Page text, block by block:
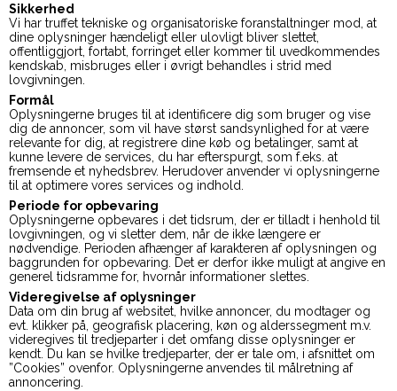
Sikkerhed
Vi har truffet tekniske og organisatoriske foranstaltninger mod, at
dine oplysninger hændeligt eller ulovligt bliver slettet,
offentliggjort, fortabt, forringet eller kommer til uvedkommendes
kendskab, misbruges eller i øvrigt behandles i strid med
lovgivningen.
Formål
Oplysningerne bruges til at identificere dig som bruger og vise
dig de annoncer, som vil have størst sandsynlighed for at være
relevante for dig, at registrere dine køb og betalinger, samt at
kunne levere de services, du har efterspurgt, som f.eks. at
fremsende et nyhedsbrev. Herudover anvender vi oplysningerne
til at optimere vores services og indhold.
Periode for opbevaring
Oplysningerne opbevares i det tidsrum, der er tilladt i henhold til
lovgivningen, og vi sletter dem, når de ikke længere er
nødvendige. Perioden afhænger af karakteren af oplysningen og
baggrunden for opbevaring. Det er derfor ikke muligt at angive en
generel tidsramme for, hvornår informationer slettes.
Videregivelse af oplysninger
Data om din brug af websitet, hvilke annoncer, du modtager og
evt. klikker på, geografisk placering, køn og alderssegment m.v.
videregives til tredjeparter i det omfang disse oplysninger er
kendt. Du kan se hvilke tredjeparter, der er tale om, i afsnittet om
”Cookies” ovenfor. Oplysningerne anvendes til målretning af
annoncering.